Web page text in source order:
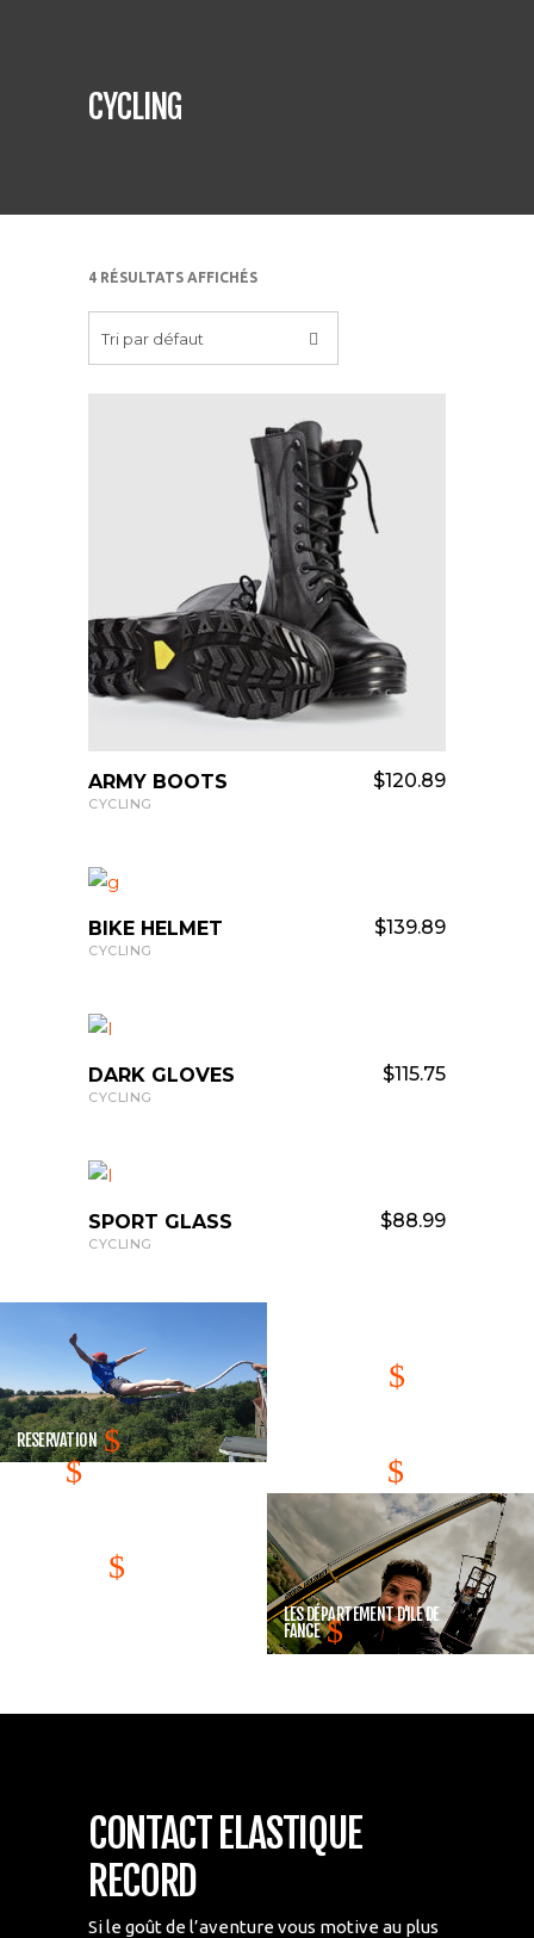
CYCLING
4 RÉSULTATS AFFICHÉS
Tri par défaut
ADD TO CART
ARMY BOOTS $120.89
CYCLING
ADD TO CART
BIKE HELMET $139.89
CYCLING
ADD TO CART
DARK GLOVES $115.75
CYCLING
ADD TO CART
SPORT GLASS $88.99
CYCLING
RESERVATION
LES DÉPARTEMENT D'ILE DE
FANCE
CONTACT ELASTIQUE
RECORD
Si le goût de l’aventure vous motive au plus